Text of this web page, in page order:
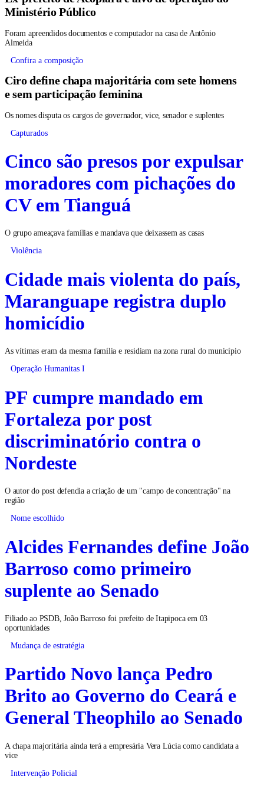
Ministério Público
Foram apreendidos documentos e computador na casa de Antônio
Almeida
Confira a composição
Ciro define chapa majoritária com sete homens
e sem participação feminina
Os nomes disputa os cargos de governador, vice, senador e suplentes
Capturados
Cinco são presos por expulsar
moradores com pichações do
CV em Tianguá
O grupo ameaçava famílias e mandava que deixassem as casas
Violência
Cidade mais violenta do país,
Maranguape registra duplo
homicídio
As vítimas eram da mesma família e residiam na zona rural do município
Operação Humanitas I
PF cumpre mandado em
Fortaleza por post
discriminatório contra o
Nordeste
O autor do post defendia a criação de um "campo de concentração" na
região
Nome escolhido
Alcides Fernandes define João
Barroso como primeiro
suplente ao Senado
Filiado ao PSDB, João Barroso foi prefeito de Itapipoca em 03
oportunidades
Mudança de estratégia
Partido Novo lança Pedro
Brito ao Governo do Ceará e
General Theophilo ao Senado
A chapa majoritária ainda terá a empresária Vera Lúcia como candidata a
vice
Intervenção Policial